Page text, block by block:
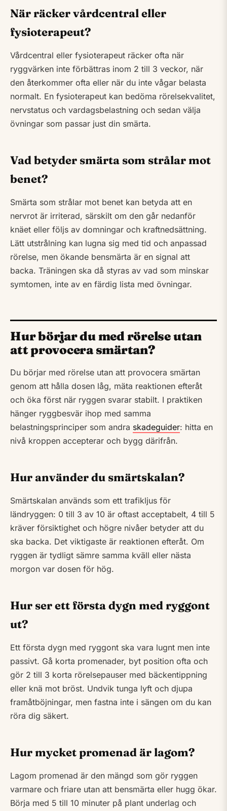
När räcker vårdcentral eller
fysioterapeut?
Vårdcentral eller fysioterapeut räcker ofta när
ryggvärken inte förbättras inom 2 till 3 veckor, när
den återkommer ofta eller när du inte vågar belasta
normalt. En fysioterapeut kan bedöma rörelsekvalitet,
nervstatus och vardagsbelastning och sedan välja
övningar som passar just din smärta.
Vad betyder smärta som strålar mot
benet?
Smärta som strålar mot benet kan betyda att en
nervrot är irriterad, särskilt om den går nedanför
knäet eller följs av domningar och kraftnedsättning.
Lätt utstrålning kan lugna sig med tid och anpassad
rörelse, men ökande bensmärta är en signal att
backa. Träningen ska då styras av vad som minskar
symtomen, inte av en färdig lista med övningar.
Hur börjar du med rörelse utan
att provocera smärtan?
Du börjar med rörelse utan att provocera smärtan
genom att hålla dosen låg, mäta reaktionen efteråt
och öka först när ryggen svarar stabilt. I praktiken
hänger ryggbesvär ihop med samma
belastningsprinciper som andra skadeguider: hitta en
nivå kroppen accepterar och bygg därifrån.
Hur använder du smärtskalan?
Smärtskalan används som ett trafikljus för
ländryggen: 0 till 3 av 10 är oftast acceptabelt, 4 till 5
kräver försiktighet och högre nivåer betyder att du
ska backa. Det viktigaste är reaktionen efteråt. Om
ryggen är tydligt sämre samma kväll eller nästa
morgon var dosen för hög.
Hur ser ett första dygn med ryggont
ut?
Ett första dygn med ryggont ska vara lugnt men inte
passivt. Gå korta promenader, byt position ofta och
gör 2 till 3 korta rörelsepauser med bäckentippning
eller knä mot bröst. Undvik tunga lyft och djupa
framåtböjningar, men fastna inte i sängen om du kan
röra dig säkert.
Hur mycket promenad är lagom?
Lagom promenad är den mängd som gör ryggen
varmare och friare utan att bensmärta eller hugg ökar.
Börja med 5 till 10 minuter på plant underlag och